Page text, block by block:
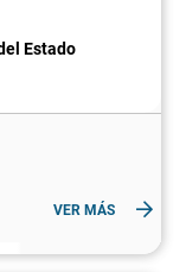
Estado
VER MÁS